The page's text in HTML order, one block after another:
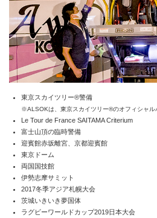
東京スカイツリー®警備
※ALSOKは、東京スカイツリー®のオフィシャル
Le Tour de France SAITAMA Criterium
富士山頂の臨時警備
迎賓館赤坂離宮、京都迎賓館
東京ドーム
両国国技館
伊勢志摩サミット
2017冬季アジア札幌大会
茨城いきいき夢国体
ラグビーワールドカップ2019日本大会